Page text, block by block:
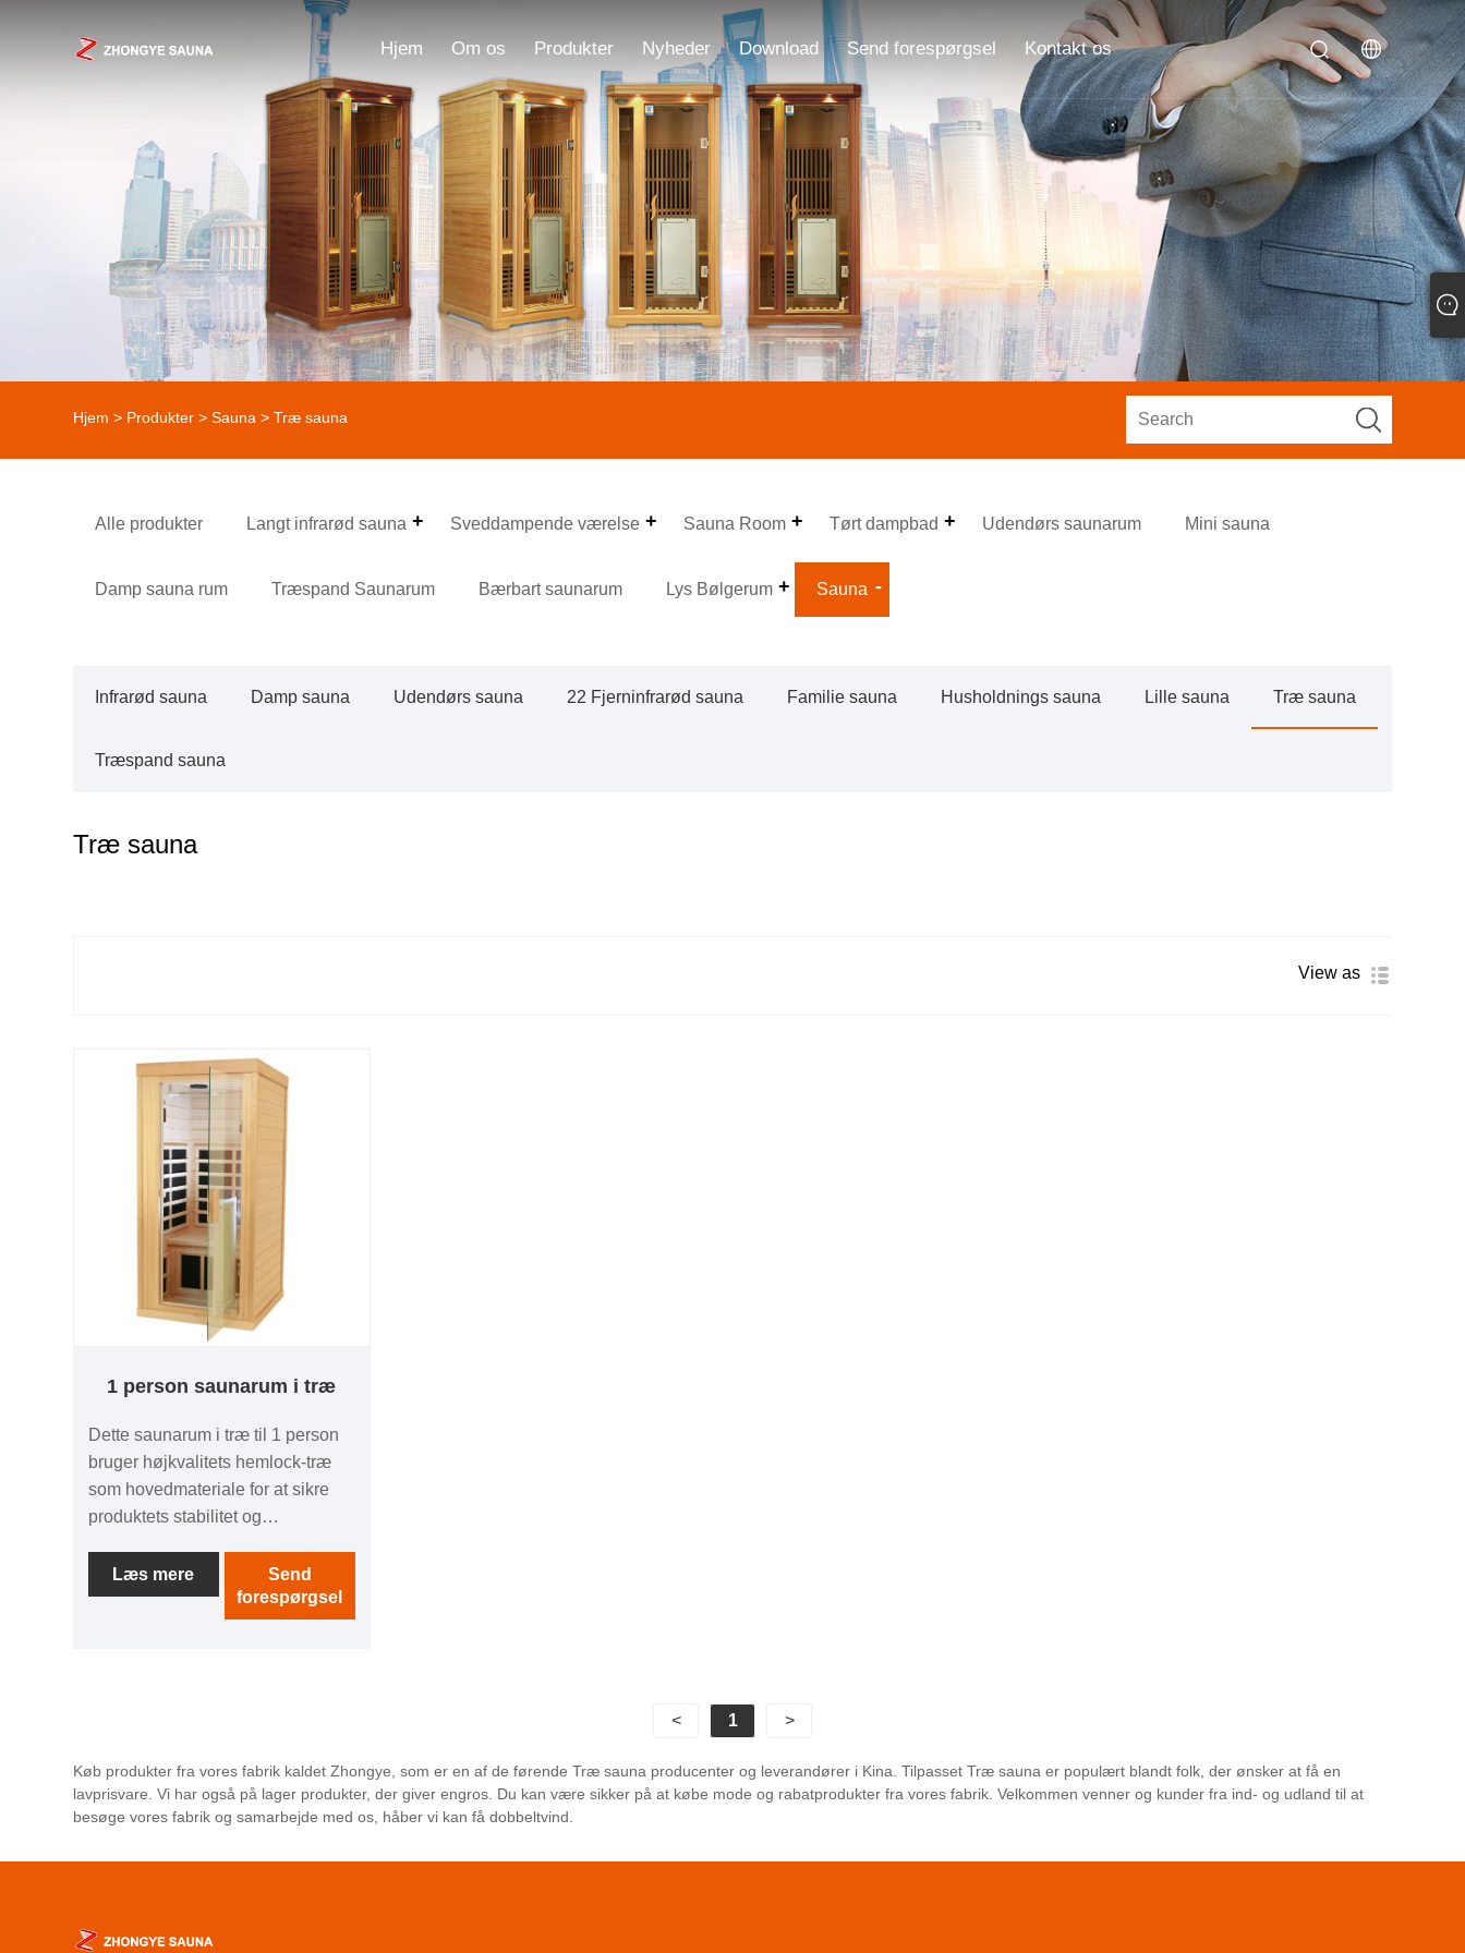
Hjem Om os Produkter Nyheder Download Send forespørgsel Kontakt os
Hjem > Produkter >Sauna > Træ sauna
Alle produkter Langt infrarød sauna Sveddampende værelse Sauna Room Tørt dampbad Udendørs saunarum Mini sauna
Damp sauna rum Træspand Saunarum Bærbart saunarum Lys Bølgerum Sauna
Infrarød sauna Damp sauna Udendørs sauna 22 Fjerninfrarød sauna Familie sauna Husholdnings sauna Lille sauna Træ sauna
Træspand sauna
Træ sauna
View as
1 person saunarum i træ
Dette saunarum i træ til 1 person
bruger højkvalitets hemlock-træ
som hovedmateriale for at sikre
produktets stabilitet og
avancerede fjerninfrarøde
emittere, der kan udsende gavnlig
fjerninfrarød termisk energi til den
saunarummet også automatisk
temperaturstyringsteknologi for at
sikre sikkerhed og komfort under
svede. Derudover er produktet
Læs mere
Send
forespørgsel
< 1 >
Køb produkter fra vores fabrik kaldet Zhongye, som er en af ​​de førende Træ sauna producenter og leverandører i Kina. Tilpasset Træ sauna er populært blandt folk, der ønsker at få en
lavprisvare. Vi har også på lager produkter, der giver engros. Du kan være sikker på at købe mode og rabatprodukter fra vores fabrik. Velkommen venner og kunder fra ind- og udland til at
besøge vores fabrik og samarbejde med os, håber vi kan få dobbeltvind.